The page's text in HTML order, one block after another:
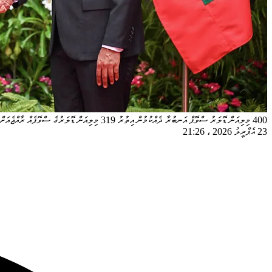
400 މިލިއަން ޑޮލަރު ސްވޮޕް އަނބުރާ ދެއްކުމުން އިތުރު 319 މިލިއަން ޑޮލަރުގެ ސްވޮޕެއް ރާއްޖެއަށް ދޭން ވަނީ ނިންމާފައި --- ފޮޓޯ/ރައީސް އޮފީސް
23 އެޕްރީލު 2026
، 21:26